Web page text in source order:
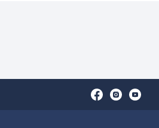
OpenOpenOpen